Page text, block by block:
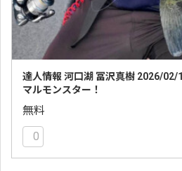
達人情報 河口湖 冨沢真樹 2026/02/
マルモンスター！
無料
0